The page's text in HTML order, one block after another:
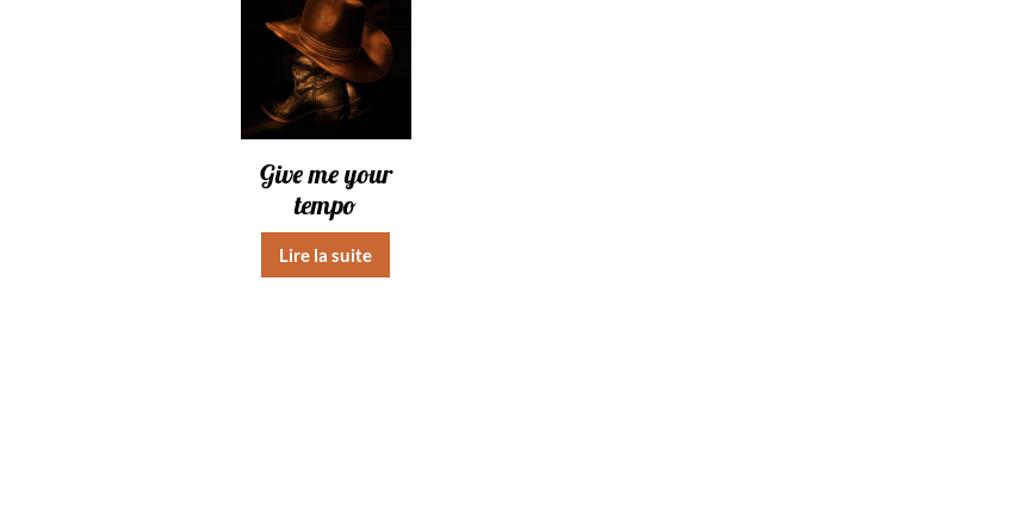
Give me your
tempo
Lire la suite